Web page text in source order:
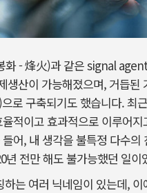
화 - 烽火)과 같은 signal
생산이 가능해졌으며, 거듭
로 구축되기도 했습니다.
적이고 효과적으로 이루어
어, 내 생각을 불특정 다수
년 전만 해도 불가능했던 일이
는 여러 닉네임이 있는데,